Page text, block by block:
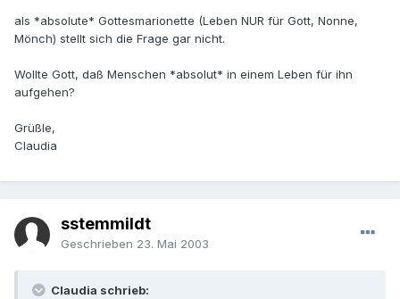
als *absolute* Gottesmarionette (Leben NUR für Gott, Nonne,
Mönch) stellt sich die Frage gar nicht.
Wollte Gott, daß Menschen *absolut* in einem Leben für ihn
aufgehen?
Grüßle,
Claudia
sstemmildt
Geschrieben 23. Mai 2003
Claudia schrieb: